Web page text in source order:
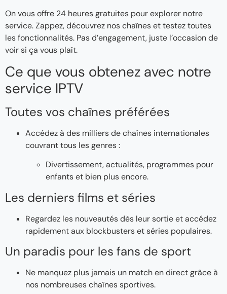
On vous offre 24 heures gratuites pour explorer notre
service. Zappez, découvrez nos chaînes et testez toutes
les fonctionnalités. Pas d’engagement, juste l’occasion de
voir si ça vous plaît.
Ce que vous obtenez avec notre
service IPTV
Toutes vos chaînes préférées
Accédez à des milliers de chaînes internationales
couvrant tous les genres :
Divertissement, actualités, programmes pour
enfants et bien plus encore.
Les derniers films et séries
Regardez les nouveautés dès leur sortie et accédez
rapidement aux blockbusters et séries populaires.
Un paradis pour les fans de sport
Ne manquez plus jamais un match en direct grâce à
nos nombreuses chaînes sportives.